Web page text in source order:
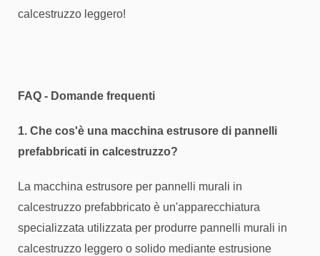
calcestruzzo leggero!
FAQ - Domande frequenti
1. Che cos'è una macchina estrusore di pannelli
prefabbricati in calcestruzzo?
La macchina estrusore per pannelli murali in
calcestruzzo prefabbricato è un'apparecchiatura
specializzata utilizzata per produrre pannelli murali in
calcestruzzo leggero o solido mediante estrusione